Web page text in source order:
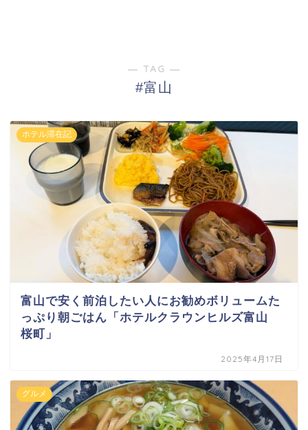
― TAG ―
#富山
ホテル滞在記
富山で安く前泊したい人にお勧めボリュームた
っぷり朝ごはん「ホテルクラウンヒルズ富山
桜町」
2025年4月17日
グルメ